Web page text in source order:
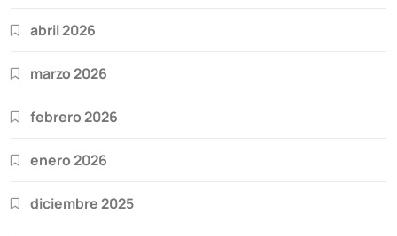
abril 2026
marzo 2026
febrero 2026
enero 2026
diciembre 2025